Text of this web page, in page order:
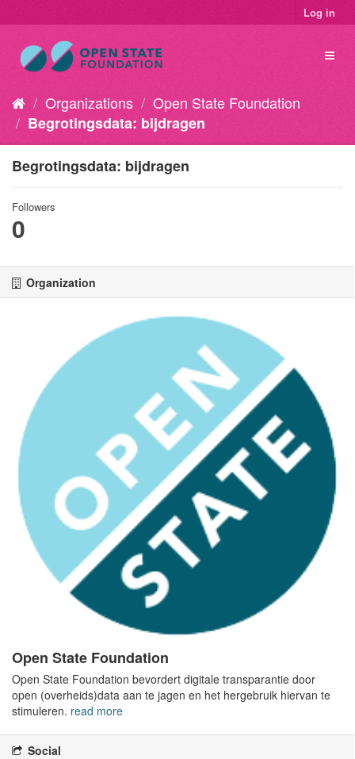
Log in
Organizations
Open State Foundation
Begrotingsdata: bijdragen
Begrotingsdata: bijdragen
Followers
0
Organization
Open State Foundation
Open State Foundation bevordert digitale transparantie door
open (overheids)data aan te jagen en het hergebruik hiervan te
stimuleren. read more
Social